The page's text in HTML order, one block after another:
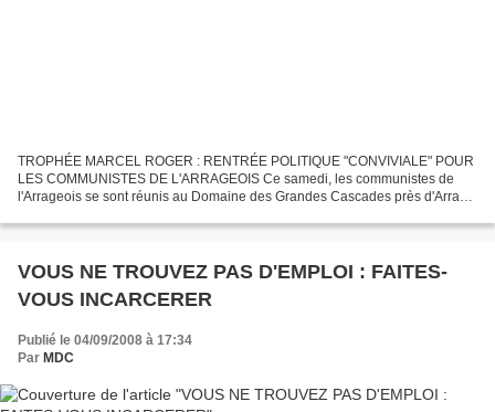
TROPHÉE MARCEL ROGER : RENTRÉE POLITIQUE "CONVIVIALE" POUR
LES COMMUNISTES DE L'ARRAGEOIS Ce samedi, les communistes de
l'Arrageois se sont réunis au Domaine des Grandes Cascades près d'Arras.
VOUS NE TROUVEZ PAS D'EMPLOI : FAITES-
VOUS INCARCERER
Publié le 04/09/2008 à 17:34
Par MDC